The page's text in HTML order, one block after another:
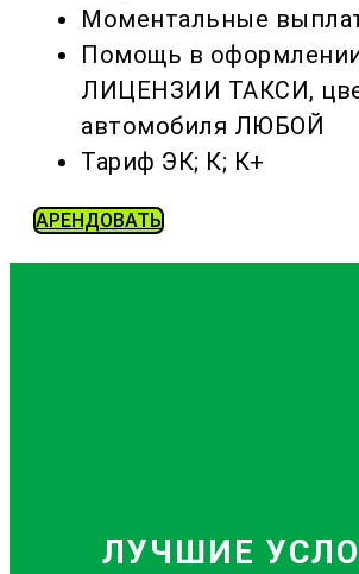
Моментальные
Помощь в
ЛИЦЕНЗИИ ТАКСИ,
автомобиля ЛЮБОЙ
Тариф ЭК; К; К+
АРЕНДОВАТЬ
ЛУЧШИЕ